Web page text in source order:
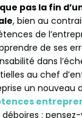
pas la fin
, bien au
de
de ses
dans
au chef
un nouveau
: